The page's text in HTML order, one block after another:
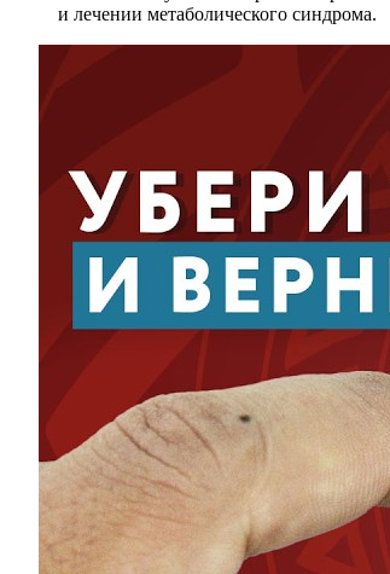
и лечении метаболического синдрома.